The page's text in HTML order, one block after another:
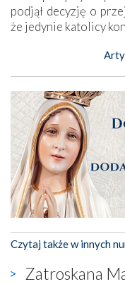
podjął decyzję o
że jedynie katolicy
Czytaj także w innych
Zatroskana